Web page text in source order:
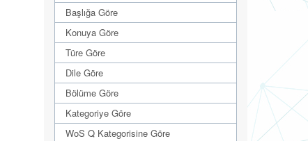
Başlığa Göre
Konuya Göre
Türe Göre
Dile Göre
Bölüme Göre
Kategoriye Göre
WoS Q Kategorisine Göre